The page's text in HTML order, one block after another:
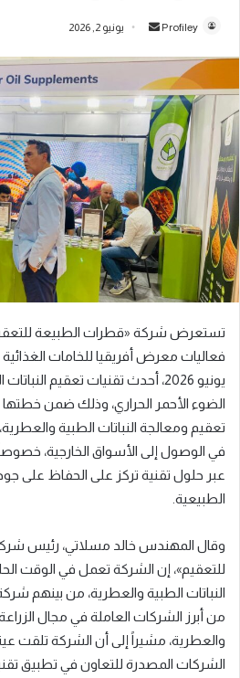
Profiley
ل
ب
ر
ي
د
ا
إ
ل
ك
ت
و
ن
ي
ا
يونيو 2, 2026
تستعرض شركة «قطرات الطبيعة
يونيو 2026، أحدث تقنيات تعقيم
الضوء الأحمر الحراري، وذلك ضمن
تعقيم ومعالجة النباتات الطبية
في الوصول إلى الأسواق الخارجية، خصوصاً
عبر حلول تقنية تركز على الحفاظ على
الطبيعية.
وقال المهندس خالد مسلاتي، رئيس
للتعقيم»، إن الشركة تعمل في الوقت
من أبرز الشركات العاملة في مجال
والعطرية، مشيراً إلى أن الشركة تلقت
الشركات المصدرة للتعاون في تطبيق